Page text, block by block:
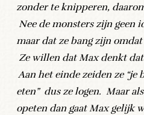
zonder te knipperen,
Nee de monsters zijn geen
maar dat ze bang zijn
Ze willen dat Max denkt
Aan het einde zeiden ze “je
eten” dus ze logen. Maar
opeten dan gaat Max gelijk